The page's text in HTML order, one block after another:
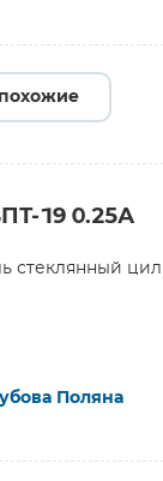
19 0.25А
стеклянный
Поляна